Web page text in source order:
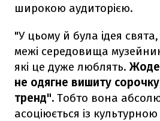
широкою аудиторією.
"У цьому й була ідея
межі середовища
які це дуже люблять.
не одягне вишиту
тренд". Тобто вона
асоціюється із